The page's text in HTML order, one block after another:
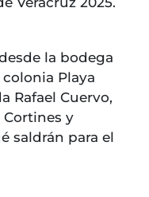
la bodega
Playa
Rafael Cuervo,
Cortines y
saldrán para el